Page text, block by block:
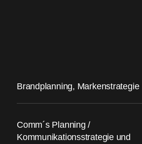
Brandplanning, Markenstrategie
Comm´s Planning /
Kommunikationsstrategie und